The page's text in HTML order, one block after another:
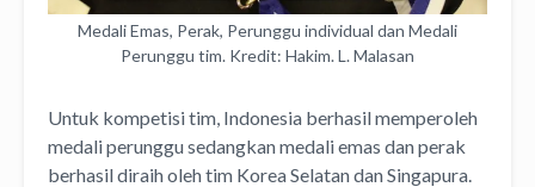
Medali Emas, Perak, Perunggu individual dan Medali
Perunggu tim. Kredit: Hakim. L. Malasan
Untuk kompetisi tim, Indonesia berhasil memperoleh
medali perunggu sedangkan medali emas dan perak
berhasil diraih oleh tim Korea Selatan dan Singapura.